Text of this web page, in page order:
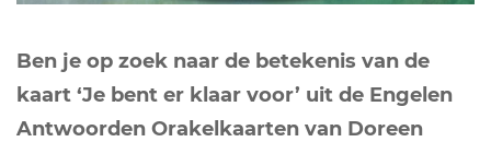
Ben je op zoek naar de betekenis van de
kaart ‘Je bent er klaar voor’ uit de Engelen
Antwoorden Orakelkaarten van Doreen